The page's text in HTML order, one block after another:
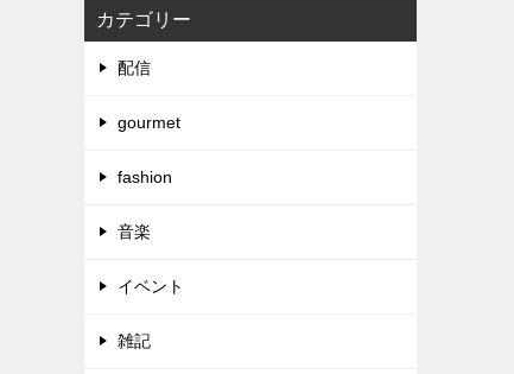
カテゴリー
配信
gourmet
fashion
音楽
イベント
雑記